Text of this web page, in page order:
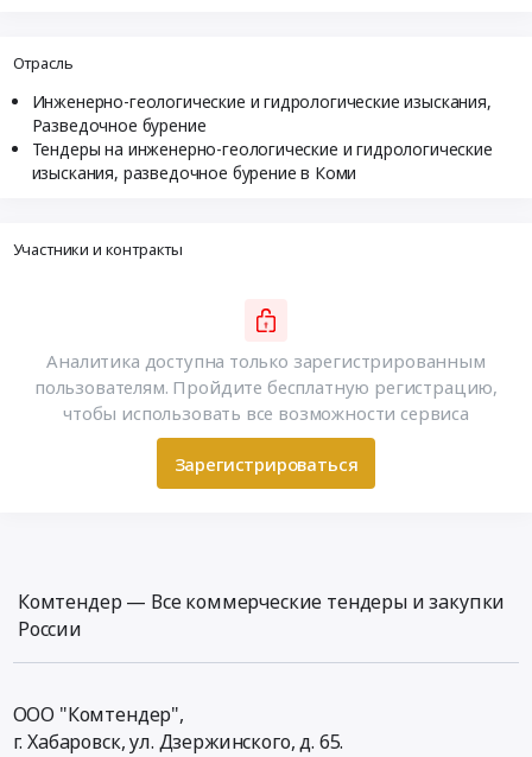
Отрасль
Инженерно-геологические и гидрологические изыскания,
Разведочное бурение
Тендеры на инженерно-геологические и гидрологические
изыскания, разведочное бурение в Коми
Участники и контракты
Аналитика доступна только зарегистрированным
пользователям. Пройдите бесплатную регистрацию,
чтобы использовать все возможности сервиса
Зарегистрироваться
Комтендер — Все коммерческие тендеры и закупки
России
ООО "Комтендер",
г. Хабаровск,ул. Дзержинского, д. 65.